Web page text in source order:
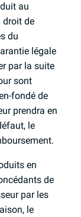
au
droit de
du
légale
par la suite
sont
fondé de
prendra en
le
en
de
par les
le